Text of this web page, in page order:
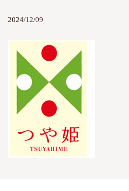
2024/12/09